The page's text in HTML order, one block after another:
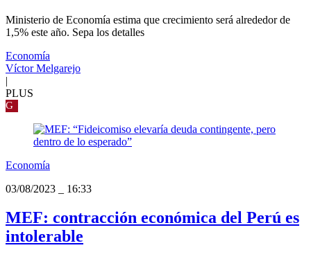
Ministerio de Economía estima que crecimiento será alrededor de
1,5% este año. Sepa los detalles
Economía
Víctor Melgarejo
|
PLUS
G
Economía
03/08/2023
16:33
MEF: contracción económica del Perú es
intolerable